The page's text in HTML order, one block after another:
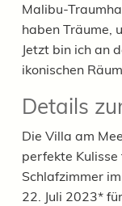
Malibu-
haben Träume,
Jetzt bin ich an
ikonischen
Details
Die Villa am
perfekte Kulisse
Schlafzimmer
22. Juli 2023*